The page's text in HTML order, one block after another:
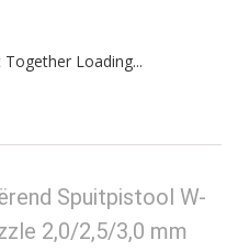
Loading...
Spuitpistool W-
2,0/2,5/3,0 mm